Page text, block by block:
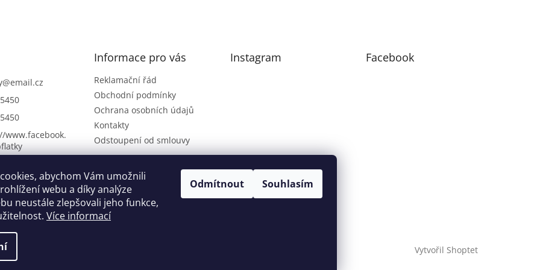
abychom Vám umožnili
webu a díky analýze
neustále zlepšovali jeho funkce,
Více informací
Odmítnout Souhlasím
@email.cz
www.facebook.
fabrics_bridal/
Informace pro vás
Reklamační řád
Obchodní podmínky
Ochrana osobních údajů
Kontakty
Odstoupení od smlouvy
Instagram Facebook
Vytvořil Shoptet